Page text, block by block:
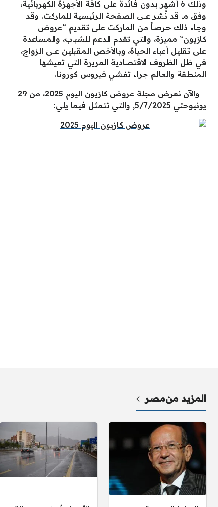
وذلك 6 أشهر بدون فائدة على كافة الأجهزة الكهربائية،
وفق ما قد نُشر على الصفحة الرئيسية للماركت. وقد
وجاء ذلك حرصاً من الماركت على تقديم “عروض
كازيون” مميزة، والتي تقدم الدعم للشباب، والمساعدة
على تقليل أعباء الحياة، وبالأخص المقبلين على الزواج،
في ظل الظروف الاقتصادية المريرة التي تعيشها
المنطقة والعالم جراء تفشي فيروس كورونا.
– والآن نعرض مجلة عروض كازيون اليوم 2025، من 29
يونيوحتي 5/7/2025, والتي تتمثل فيما يلي:
المزيد منمصر